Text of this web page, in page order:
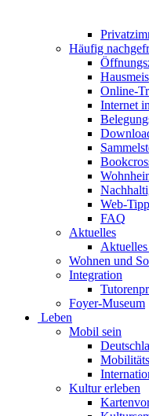
Häufig
Online-
Internet
Web-
FAQ
Aktuelles
Aktuelles
Wohnen und
Integration
Foyer-Museum
Leben
Mobil sein
Kultur erleben